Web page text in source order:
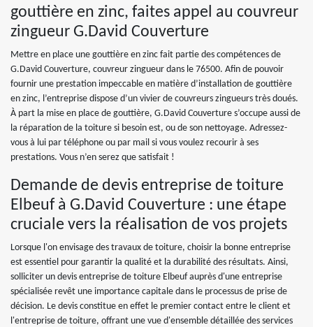
gouttière en zinc, faites appel au couvreur
zingueur G.David Couverture
Mettre en place une gouttière en zinc fait partie des compétences de
G.David Couverture, couvreur zingueur dans le 76500. Afin de pouvoir
fournir une prestation impeccable en matière d’installation de gouttière
en zinc, l’entreprise dispose d’un vivier de couvreurs zingueurs très doués.
À part la mise en place de gouttière, G.David Couverture s’occupe aussi de
la réparation de la toiture si besoin est, ou de son nettoyage. Adressez-
vous à lui par téléphone ou par mail si vous voulez recourir à ses
prestations. Vous n’en serez que satisfait !
Demande de devis entreprise de toiture
Elbeuf à G.David Couverture : une étape
cruciale vers la réalisation de vos projets
Lorsque l'on envisage des travaux de toiture, choisir la bonne entreprise
est essentiel pour garantir la qualité et la durabilité des résultats. Ainsi,
solliciter un devis entreprise de toiture Elbeuf auprès d'une entreprise
spécialisée revêt une importance capitale dans le processus de prise de
décision. Le devis constitue en effet le premier contact entre le client et
l'entreprise de toiture, offrant une vue d'ensemble détaillée des services